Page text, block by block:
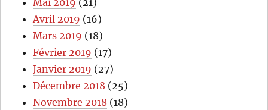
Avril 2019 (16)
Mars 2019 (18)
Février 2019 (17)
Janvier 2019 (27)
Décembre 2018 (25)
Novembre 2018 (18)